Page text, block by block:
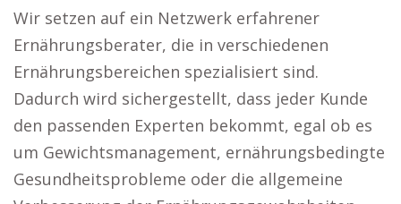
Wir setzen auf ein Netzwerk erfahrener
Ernährungsberater, die in verschiedenen
Ernährungsbereichen spezialisiert sind.
Dadurch wird sichergestellt, dass jeder Kunde
den passenden Experten bekommt, egal ob es
um Gewichtsmanagement, ernährungsbedingte
Gesundheitsprobleme oder die allgemeine